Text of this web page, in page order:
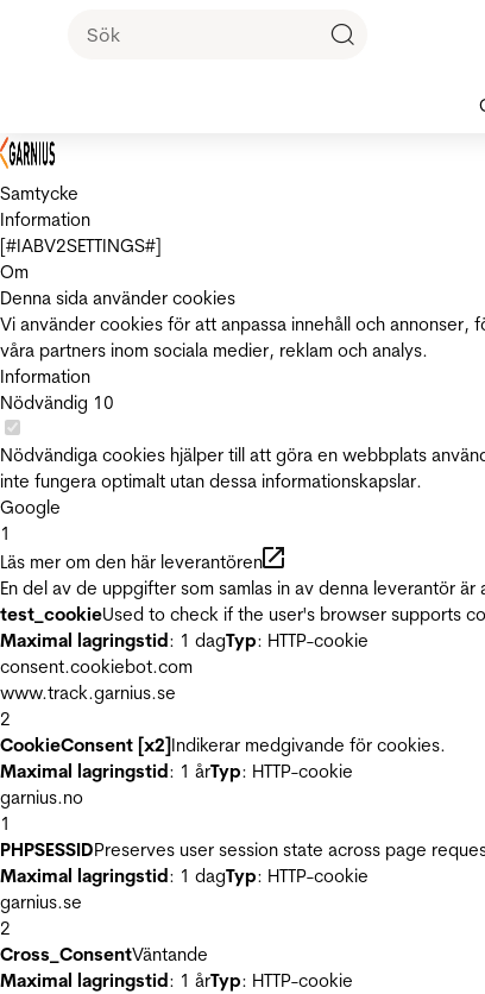
Samtycke
Information
[#IABV2SETTINGS#]
Om
Denna sida använder cookies
Vi använder cookies för att anpassa innehåll och
våra partners inom sociala medier, reklam och analys.
Information
Nödvändig 10
Nödvändiga cookies hjälper till att göra en webbplats
inte fungera optimalt utan dessa informationskapslar.
Google
1
Läs mer om den här leverantören
En del av de uppgifter som samlas in av denna leverantör
test_cookieUsed to check if the user's browser supports
Maximal lagringstid: 1 dagTyp: HTTP-cookie
consent.cookiebot.com
www.track.garnius.se
2
CookieConsent [x2]Indikerar medgivande för cookies.
Maximal lagringstid: 1 årTyp: HTTP-cookie
garnius.no
1
PHPSESSIDPreserves user session state across page
Maximal lagringstid: 1 dagTyp: HTTP-cookie
garnius.se
2
Cross_ConsentVäntande
Maximal lagringstid: 1 årTyp: HTTP-cookie